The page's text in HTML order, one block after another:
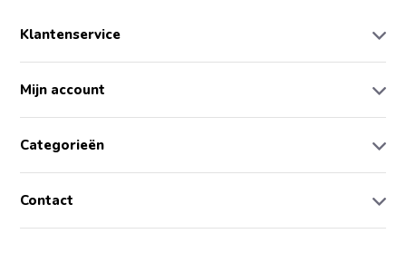
Klantenservice
Mijn account
Categorieën
Contact